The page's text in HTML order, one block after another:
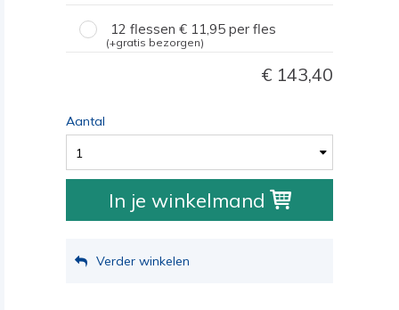
12 flessen 11,95 per fles
(+gratis bezorgen)
143,40
Aantal
1
In je winkelmand
Verder winkelen